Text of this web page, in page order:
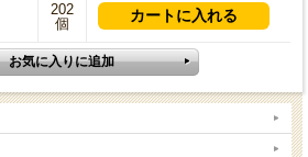
202
個